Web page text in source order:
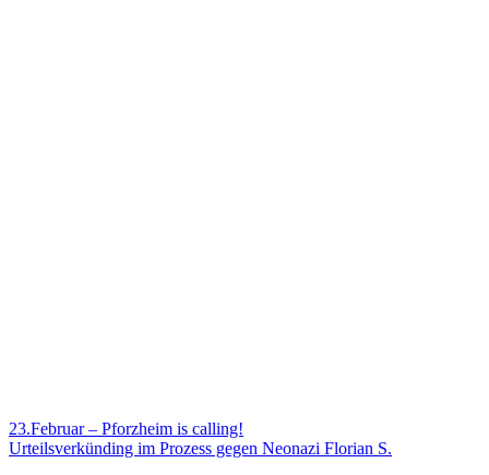
23.Februar – Pforzheim is calling!
Urteilsverkünding im Prozess gegen Neonazi Florian S.